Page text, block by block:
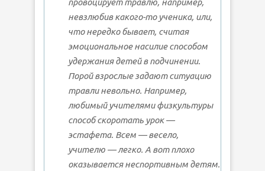
невзлюбив какого-то ученика, или,
что нередко бывает, считая
эмоциональное насилие способом
удержания детей в подчинении.
Порой взрослые задают ситуацию
травли невольно. Например,
любимый учителями физкультуры
способ скоротать урок —
эстафета. Всем — весело,
учителю — легко. А вот плохо
оказывается неспортивным детям.